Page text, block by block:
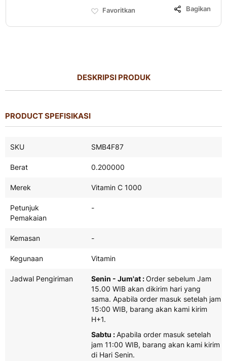
Bagikan
Favoritkan
DESKRIPSI PRODUK
PRODUCT SPEFISIKASI
Spefisikasi
SKU SMB4F87
Berat 0.200000
Merek Vitamin C 1000
Petunjuk
Pemakaian
-
Kemasan -
Kegunaan Vitamin
Jadwal Pengiriman Senin - Jum'at :Order sebelum Jam
15.00 WIB akan dikirim hari yang
sama. Apabila order masuk setelah jam
15:00 WIB, barang akan kami kirim
H+1.
Sabtu :Apabila order masuk setelah
jam 11:00 WIB, barang akan kami kirim
di Hari Senin.